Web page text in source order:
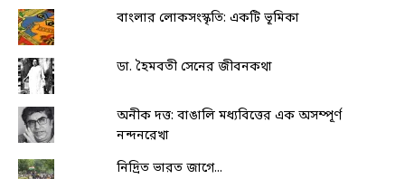
বাংলার লোকসংস্কৃতি: একটি ভূমিকা
ডা. হৈমবতী সেনের জীবনকথা
অনীক দত্ত: বাঙালি মধ্যবিত্তের এক অসম্পূর্ণ
নন্দনরেখা
নিদ্রিত ভারত জাগে...